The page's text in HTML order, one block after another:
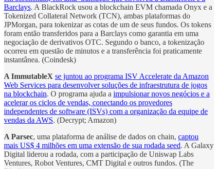
Barclays. A BlackRock usou a blockchain EVM chamada Onyx e a
Tokenized Collateral Network (TCN), ambas plataformas do
JPMorgan, para tokenizar as cotas de um de seus fundos. Os tokens
foram então transferidos para a Barclays como garantia em uma
negociação de derivativos OTC. Segundo o banco, a tokenização
ocorreu em questão de minutos e a transferência foi praticamente
instantânea. (Coindesk)
A ImmutableX se juntou ao programa ISV Accelerate da Amazon
Web Services para desenvolver soluções de infraestrutura de jogos
na blockchain. O programa ajuda a impulsionar novos negócios e a
acelerar os ciclos de vendas, conectando os provedores
independentes de software (ISVs) com a organização da equipe de
vendas da AWS. (Decrypt; Amazon)
A Parsec, uma plataforma de análise de dados on chain, captou
mais US$ 4 milhões em uma extensão de sua rodada seed. A Galaxy
Digital liderou a rodada, com a participação de Uniswap Labs
Ventures, Robot Ventures, CMT Digital e outros fundos. (The